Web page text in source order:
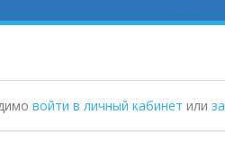
войти в личный кабинет или